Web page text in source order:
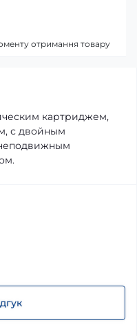
картриджем,
с двойным
отримання товару